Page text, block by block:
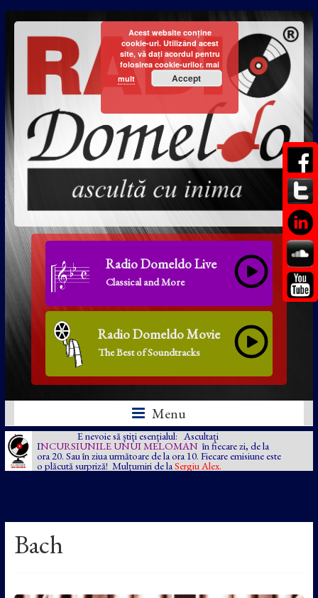
Radio Domeldo Live
Classical and More
Radio Domeldo Movie
The Best of Soundtracks
Menu
E nevoie să știți esențialul: Ascultați
INCURSIUNILE UNUI MELOMAN în fiecare zi, de la
ora 20. Sau în ziua următoare de la ora 10. Fiecare emisiune este
o plăcută surpriză! Mulțumiri de la Sergiu Alex.
Bach
Acest website conține
cookie-uri. Utilizând acest
site, vă dați acordul pentru
folosirea cookie-urilor. mai
mult
Accept